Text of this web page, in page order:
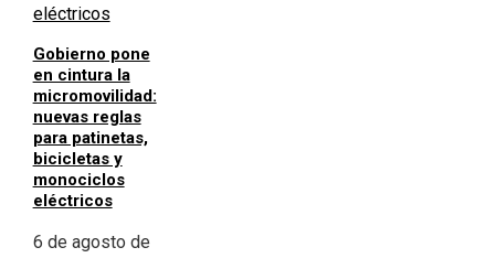
Gobierno pone
en cintura la
micromovilidad:
nuevas reglas
para patinetas,
bicicletas y
monociclos
eléctricos
6 de agosto de